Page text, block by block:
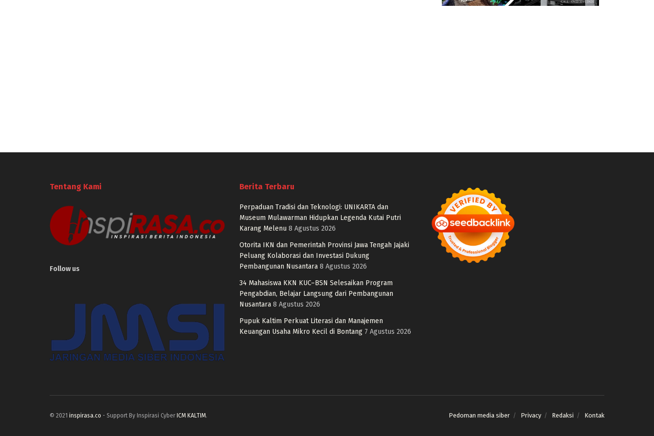
Tentang Kami
Follow us
Berita Terbaru
Perpaduan Tradisi dan Teknologi: UNIKARTA dan
Museum Mulawarman Hidupkan Legenda Kutai Putri
Karang Melenu 8 Agustus 2026
Otorita IKN dan Pemerintah Provinsi Jawa Tengah Jajaki
Peluang Kolaborasi dan Investasi Dukung
Pembangunan Nusantara 8 Agustus 2026
34 Mahasiswa KKN KUC–BSN Selesaikan Program
Pengabdian, Belajar Langsung dari Pembangunan
Nusantara 8 Agustus 2026
Pupuk Kaltim Perkuat Literasi dan Manajemen
Keuangan Usaha Mikro Kecil di Bontang 7 Agustus 2026
Pedoman media siber Privacy Redaksi Kontak
© 2021 inspirasa.co - Support By Inspirasi Cyber ICM KALTIM.